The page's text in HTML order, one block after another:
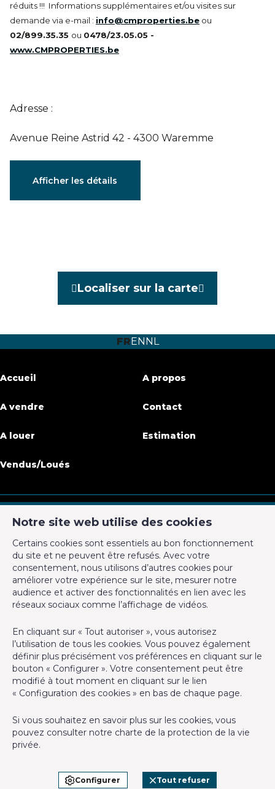
réduits !!! Informations supplémentaires et/ou visites sur
demande via e-mail : info@cmproperties.be ou
02/899.35.35 ou 0478/23.05.05 -
www.CMPROPERTIES.be
Adresse :
Avenue Reine Astrid 42 - 4300 Waremme
Documents
Caractéristiques
Général
Référence 3624674
Nombre d'étages (numéro) 4
Equipement de base
Air conditionné
Double vitrage
Double vitrage (type) isol. thermique et acoustique
En chiffres
Nbre de toilette(s) (nombre)
Afficher les détails
Localiser sur la carte
Notre site web utilise des cookies
Certains cookies sont essentiels au bon fonctionnement
du site et ne peuvent être refusés. Avec votre
consentement, nous utilisons d’autres cookies pour
améliorer votre expérience sur le site, mesurer notre
audience et activer des fonctionnalités en lien avec les
réseaux sociaux comme l’affichage de vidéos.
En cliquant sur « Tout autoriser », vous autorisez
l’utilisation de tous les cookies. Vous pouvez également
définir plus précisément vos préférences en cliquant sur le
bouton « Configurer ». Votre consentement peut être
modifié à tout moment en cliquant sur le lien
« Configuration des cookies » en bas de chaque page.
Si vous souhaitez en savoir plus sur les cookies, vous
pouvez consulter notre charte de la protection de la vie
privée.
Configurer Tout refuser
FRENNL
Accueil
A vendre
A louer
Vendus/Loués
A propos
Contact
Estimation
Avenue de la Forêt de Soignes 327
1640 Rhode-Saint-Genèse
+32 2 899 35 35
+32 478 23 05 05
Agent immobilier agréé IPI sous le numéro 501.400 en
Belgique - N° entreprise : TVA BE-0555.620.156
Instance de contrôle: Institut professionnel des agents
immobiliers, rue du Luxembourg 16B, 1000 Bruxelles (+32 2 505
38 50 - info@ipi.be) - Soumis au
code déontologique de l’ IPI
RC professionnelle et cautionnement via AXA Belgium SA,